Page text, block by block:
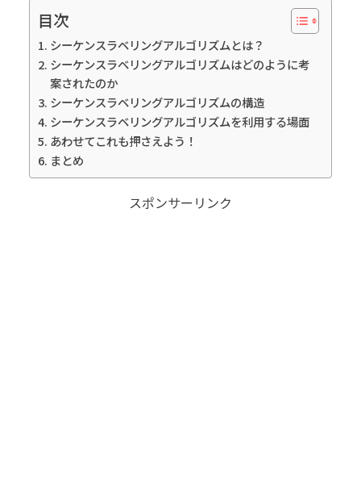
目次
シーケンスラベリングアルゴリズムとは？
シーケンスラベリングアルゴリズムはどのように考
案されたのか
シーケンスラベリングアルゴリズムの構造
シーケンスラベリングアルゴリズムを利用する場面
あわせてこれも押さえよう！
まとめ
スポンサーリンク